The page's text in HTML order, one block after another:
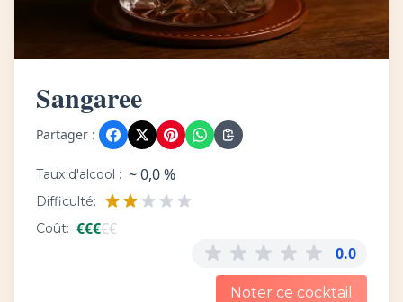
Sangaree
Partager :
Taux d'alcool : ~ 0,0 %
Difficulté:
Coût: €€€€€
0.0
Noter ce cocktail